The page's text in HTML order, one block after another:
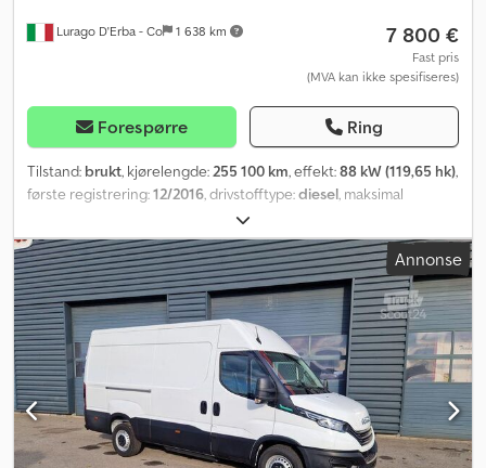
Lurago D'Erba - Co 1 638 km 7 800 €
Fast pris
(MVA kan ikke spesifiseres)
Forespørre Ring
Tilstand: brukt, kjørelengde:255 100 km, effekt:88 kW (119,65 hk),
første registrering:12/2016, drivstofftype:diesel, maksimal
2 300 kg
farge:hvit, girtype:mekanisk, utslippsklasse:Euro 6, antall seter:3,
lasteromslengde:2 100 mm, Byggeår:2016, Annonse